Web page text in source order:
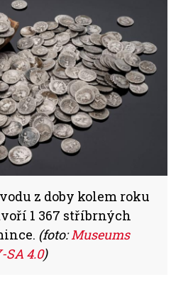
z doby kolem roku
1 367 stříbrných
(foto:Museums
SA 4.0)